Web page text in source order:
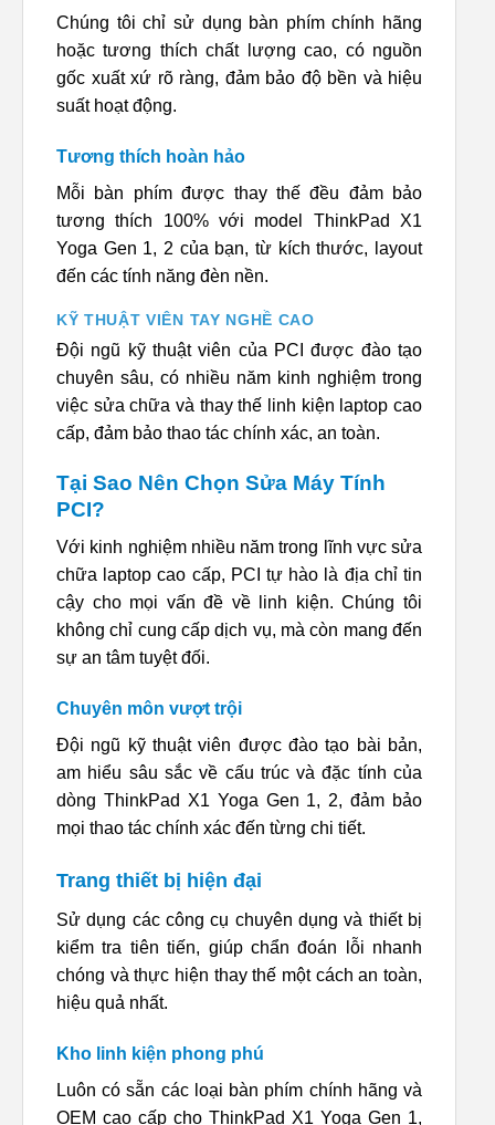
Chúng tôi chỉ sử dụng bàn phím chính hãng
hoặc tương thích chất lượng cao, có nguồn
gốc xuất xứ rõ ràng, đảm bảo độ bền và hiệu
suất hoạt động.
Tương thích hoàn hảo
Mỗi bàn phím được thay thế đều đảm bảo
tương thích 100% với model ThinkPad X1
Yoga Gen 1, 2 của bạn, từ kích thước, layout
đến các tính năng đèn nền.
KỸ THUẬT VIÊN TAY NGHỀ CAO
Đội ngũ kỹ thuật viên của PCI được đào tạo
chuyên sâu, có nhiều năm kinh nghiệm trong
việc sửa chữa và thay thế linh kiện laptop cao
cấp, đảm bảo thao tác chính xác, an toàn.
Tại Sao Nên Chọn Sửa Máy Tính
PCI?
Với kinh nghiệm nhiều năm trong lĩnh vực sửa
chữa laptop cao cấp, PCI tự hào là địa chỉ tin
cậy cho mọi vấn đề về linh kiện. Chúng tôi
không chỉ cung cấp dịch vụ, mà còn mang đến
sự an tâm tuyệt đối.
Chuyên môn vượt trội
Đội ngũ kỹ thuật viên được đào tạo bài bản,
am hiểu sâu sắc về cấu trúc và đặc tính của
dòng ThinkPad X1 Yoga Gen 1, 2, đảm bảo
mọi thao tác chính xác đến từng chi tiết.
Trang thiết bị hiện đại
Sử dụng các công cụ chuyên dụng và thiết bị
kiểm tra tiên tiến, giúp chẩn đoán lỗi nhanh
chóng và thực hiện thay thế một cách an toàn,
hiệu quả nhất.
Kho linh kiện phong phú
Luôn có sẵn các loại bàn phím chính hãng và
OEM cao cấp cho ThinkPad X1 Yoga Gen 1,